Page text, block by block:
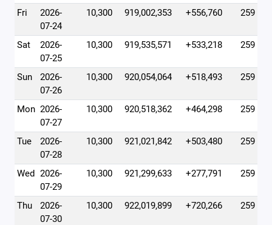
Fri
2026-
07-24
10,300 919,002,353 +556,760 259
Sat
2026-
07-25
10,300 919,535,571 +533,218 259
Sun
2026-
07-26
10,300 920,054,064 +518,493 259
Mon 2026-
07-27
10,300 920,518,362 +464,298 259
Tue
2026-
07-28
10,300 921,021,842 +503,480 259
Wed 2026-
07-29
10,300 921,299,633 +277,791 259
Thu
2026-
07-30
10,300 922,019,899 +720,266 259